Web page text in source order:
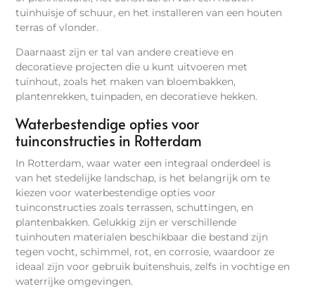
tuinhuisje of schuur, en het installeren van een houten
terras of vlonder.
Daarnaast zijn er tal van andere creatieve en
decoratieve projecten die u kunt uitvoeren met
tuinhout, zoals het maken van bloembakken,
plantenrekken, tuinpaden, en decoratieve hekken.
Waterbestendige opties voor
tuinconstructies in Rotterdam
In Rotterdam, waar water een integraal onderdeel is
van het stedelijke landschap, is het belangrijk om te
kiezen voor waterbestendige opties voor
tuinconstructies zoals terrassen, schuttingen, en
plantenbakken. Gelukkig zijn er verschillende
tuinhouten materialen beschikbaar die bestand zijn
tegen vocht, schimmel, rot, en corrosie, waardoor ze
ideaal zijn voor gebruik buitenshuis, zelfs in vochtige en
waterrijke omgevingen.